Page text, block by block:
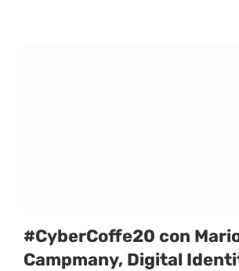
#CyberCoffe20 con
Campmany, Digital